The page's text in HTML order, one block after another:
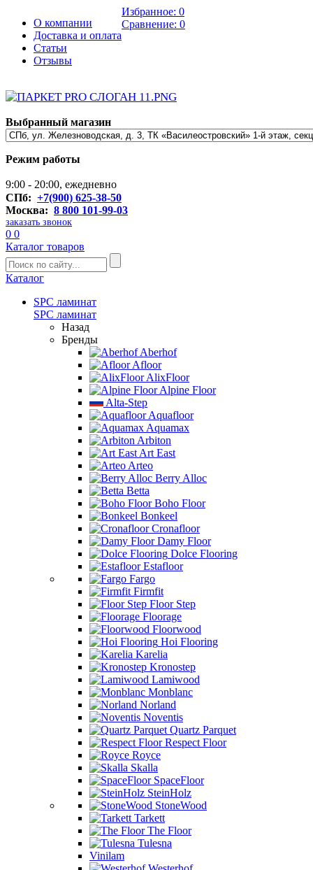
О компании
Доставка и оплата
Статьи
Отзывы
Избранное: 0
Сравнение: 0
Выбранный магазин
Режим работы
9:00 - 20:00, ежедневно
СПб: +7(900) 625-38-50
Москва: 8 800 101-99-03
заказать звонок
0 0
Каталог товаров
Каталог
SPC ламинат
SPC ламинат
Назад
Бренды
Aberhof
Afloor
AlixFloor
Alpine Floor
Alta-Step
Aquafloor
Aquamax
Arbiton
Art East
Arteo
Berry Alloc
Betta
Boho Floor
Bonkeel
Cronafloor
Damy Floor
Dolce Flooring
Estafloor
Fargo
Firmfit
Floor Step
Floorage
Floorwood
Hoi Flooring
Karelia
Kronostep
Lamiwood
Monblanc
Norland
Noventis
Quartz Parquet
Respect Floor
Royce
Skalla
SpaceFloor
SteinHolz
StoneWood
Tarkett
The Floor
Tulesna
Vinilam